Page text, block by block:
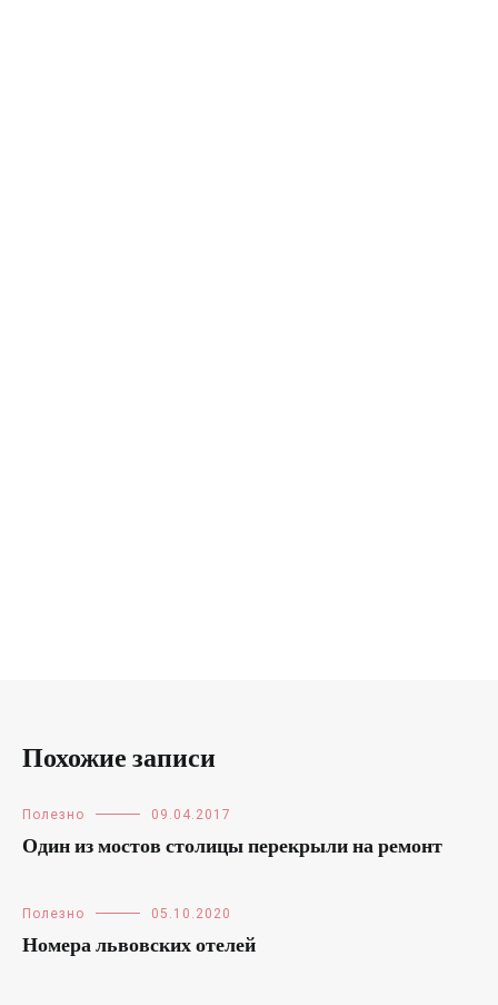
Похожие записи
Полезно 09.04.2017
Один из мостов столицы перекрыли на ремонт
Полезно 05.10.2020
Номера львовских отелей